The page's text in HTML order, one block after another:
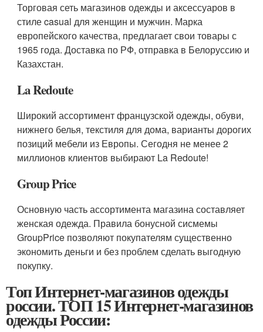
Торговая сеть магазинов одежды и аксессуаров в
стиле casual для женщин и мужчин. Марка
европейского качества, предлагает свои товары с
1965 года. Доставка по РФ, отправка в Белоруссию и
Казахстан.
La Redoute
Широкий ассортимент французской одежды, обуви,
нижнего белья, текстиля для дома, варианты дорогих
позиций мебели из Европы. Сегодня не менее 2
миллионов клиентов выбирают La Redoute!
Group Price
Основную часть ассортимента магазина составляет
женская одежда. Правила бонусной сисмемы
GroupPrice позволяют покупателям существенно
экономить деньги и без проблем сделать выгодную
покупку.
Топ Интернет-магазинов одежды
россии. ТОП 15 Интернет-магазинов
одежды России: